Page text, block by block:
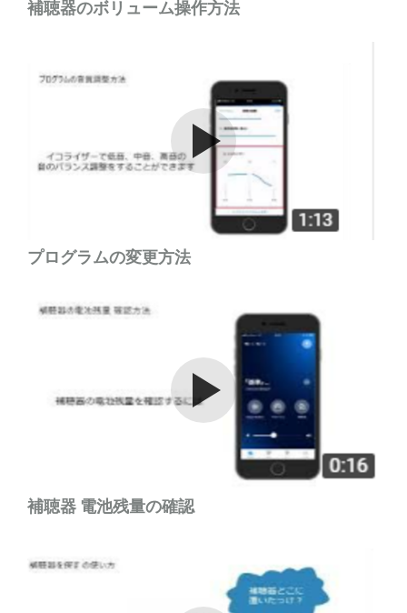
補聴器のボリューム操作方法
Watch the video
プログラムの変更方法
Watch the video
補聴器 電池残量の確認